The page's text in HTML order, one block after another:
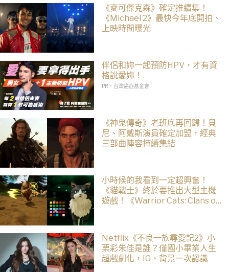
《麥可傑克森》確定推續集！
《Michael 2》最快今年底開拍、
上映時間曝光
伴侶和妳一起預防HPV，才有資
格說愛妳！
PR・台灣癌症基金會
《神鬼傳奇》老班底再回歸！貝
尼、阿戴斯演員確定加盟，經典
三部曲陣容持續集結
小時候的我看到一定超興奮！
《貓戰士》終於要推出大型主機
遊戲！《Warrior Cats: Clans of
Netflix《不良一族尋愛記2》小
栗彩朱佳是誰？僅國小畢業人生
超戲劇化，IG、背景一次認識